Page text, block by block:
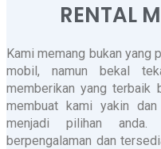
RENTAL
Kami memang bukan yang
mobil, namun bekal
memberikan yang terbaik
membuat kami yakin
menjadi pilihan anda.
berpengalaman dan